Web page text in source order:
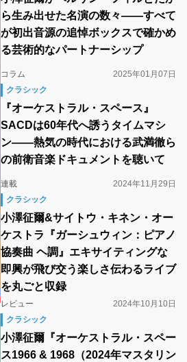
ら生み出せた名演の数々――すべて
が初出音源の追悼ボックスで確かめ
る芸術的なパートナーシップ
コラム
2025年01月07日
クラシック
『オーケストラル・スペース』
SACDは60年代へ誘うタイムマシ
ン――熱気の時代における武満徹ら
の前衛音楽ドキュメントを聴いて
連載
2024年11月29日
クラシック
小澤征爾&サイトウ・キネン・オー
ケストラ『ガーシュウィン：ピアノ
協奏曲 ヘ調』エキサイティングな
即興が飛び交う楽しさ伝わるライブ
を丸ごと収録
レビュー
2024年10月10日
クラシック
小澤征爾『オーケストラル・スペー
ス1966 & 1968（2024年マスタリン